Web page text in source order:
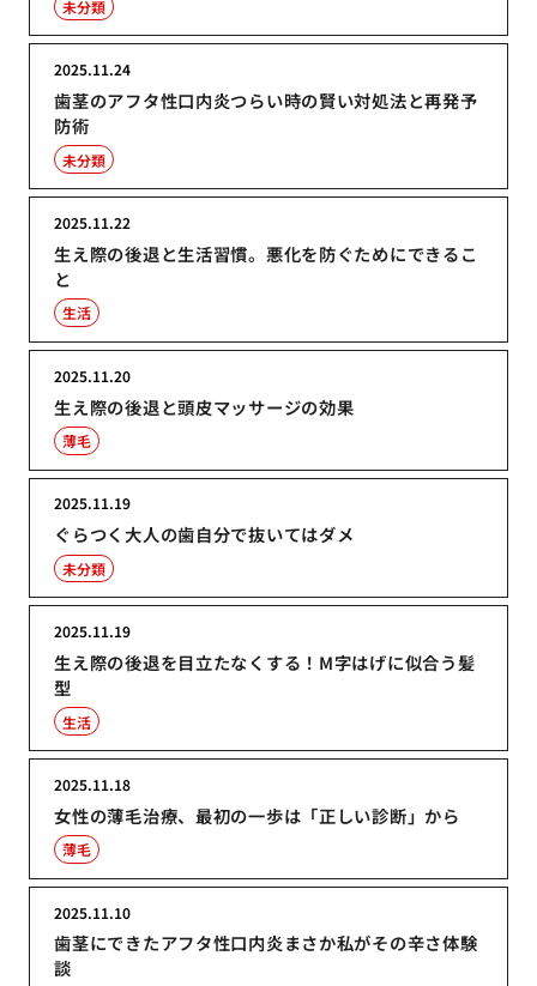
未分類
歯茎のアフタ性口内炎つらい時の賢い対処法と再発予
防術
2025.11.24
未分類
生え際の後退と生活習慣。悪化を防ぐためにできるこ
と
2025.11.22
生活
生え際の後退と頭皮マッサージの効果
2025.11.20
薄毛
ぐらつく大人の歯自分で抜いてはダメ
2025.11.19
未分類
生え際の後退を目立たなくする！M字はげに似合う髪
型
2025.11.19
生活
女性の薄毛治療、最初の一歩は「正しい診断」から
2025.11.18
薄毛
歯茎にできたアフタ性口内炎まさか私がその辛さ体験
談
2025.11.10